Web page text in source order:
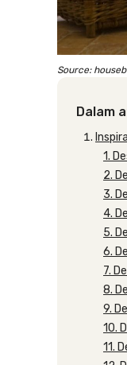
Source:
Dalam
1.
2.
3.
4.
5.
6.
7.
8.
9.
10.
11.